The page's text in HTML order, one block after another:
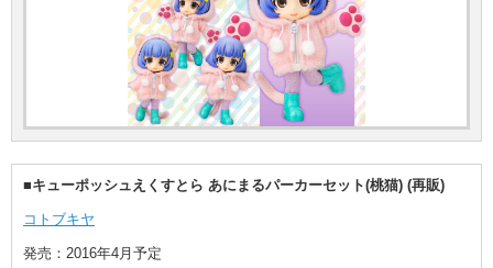
■キューポッシュえくすとら あにまるパーカーセット(桃猫) (再販)
コトブキヤ
発売：2016年4月予定